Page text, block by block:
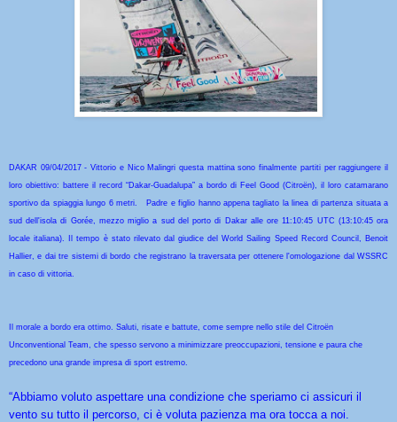
DAKAR 09/04/2017 - Vittorio e Nico Malingri questa mattina sono finalmente partiti per raggiungere il
loro obiettivo: battere il record “Dakar-Guadalupa” a bordo di Feel Good (Citroën), il loro catamarano
sportivo da spiaggia lungo 6 metri. Padre e figlio hanno appena tagliato la linea di partenza situata a
sud dell'isola di Gorée, mezzo miglio a sud del porto di Dakar alle ore 11:10:45 UTC (13:10:45 ora
locale italiana). Il tempo è stato rilevato dal giudice del World Sailing Speed Record Council, Benoit
Hallier, e dai tre sistemi di bordo che registrano la traversata per ottenere l'omologazione dal WSSRC
in caso di vittoria.
Il morale a bordo era ottimo. Saluti, risate e battute, come sempre nello stile del Citroën
Unconventional Team, che spesso servono a minimizzare preoccupazioni, tensione e paura che
precedono una grande impresa di sport estremo.
“Abbiamo voluto aspettare una condizione che speriamo ci assicuri il
vento su tutto il percorso, ci è voluta pazienza ma ora tocca a noi.